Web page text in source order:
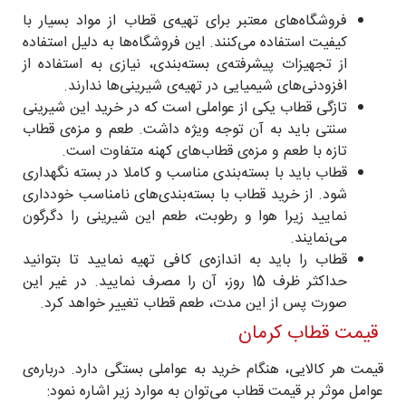
فروشگاه‌های معتبر برای تهیه‌ی قطاب از مواد بسیار با
کیفیت استفاده می‌کنند. این فروشگاه‌ها به دلیل استفاده
از تجهیزات پیشرفته‌ی بسته‌بندی، نیازی به استفاده از
افزودنی‌های شیمیایی در تهیه‌ی شیرینی‌ها ندارند.
تازگی قطاب یکی از عواملی است که در خرید این شیرینی
سنتی باید به آن توجه ویژه داشت. طعم و مزه‌ی قطاب
تازه با طعم و مزه‌ی قطاب‌های کهنه متفاوت است.
قطاب باید با بسته‌بندی مناسب و کاملا در بسته نگهداری
شود. از خرید قطاب با بسته‌بندی‌های نامناسب خودداری
نمایید زیرا هوا و رطوبت، طعم این شیرینی را دگرگون
می‌نمایند.
قطاب را باید به اندازه‌ی کافی تهیه نمایید تا بتوانید
حداکثر ظرف 15 روز، آن را مصرف نمایید. در غیر این
صورت پس از این مدت، طعم قطاب تغییر خواهد کرد.
قیمت قطاب کرمان
قیمت هر کالایی، هنگام خرید به عواملی بستگی دارد. درباره‌ی
عوامل موثر بر قیمت قطاب می‌توان به موارد زیر اشاره نمود: